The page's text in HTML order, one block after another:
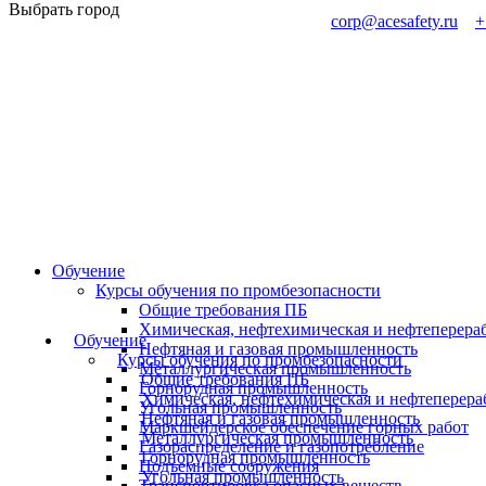
Обучение
Курсы обучения по промбезопасности
Общие требования ПБ
Химическая, нефтехимическая и
Нефтяная и газовая промышленность
Металлургическая промышленность
Горнорудная промышленность
Угольная промышленность
Маркшейдерское обеспечение горных работ
Газораспределение и газопотребление
Подъемные сооружения
Выбрать город
corp@acesafety.ru
Обучение
Курсы обучения по промбезопасности
Общие требования ПБ
Химическая, нефтехимическая и
Нефтяная и газовая промышленность
Металлургическая промышленность
Горнорудная промышленность
Угольная промышленность